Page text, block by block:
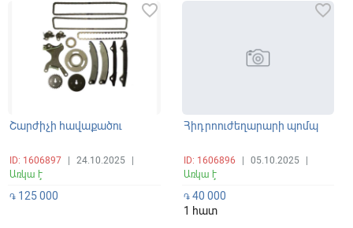
Շարժիչի հավաքածու
ID: 1606897 24.10.2025
Առկա է
favorite_border
֏ 125 000
Հիդրոուժեղարարի պոմպ
ID: 1606896 05.10.2025
Առկա է
favorite_border
֏40 000
1 հատ